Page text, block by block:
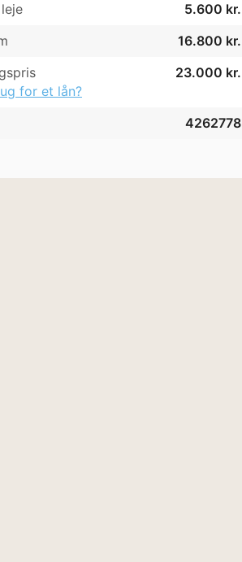
5.600 kr.
16.800 kr.
23.000 kr.
for et lån?
4262778